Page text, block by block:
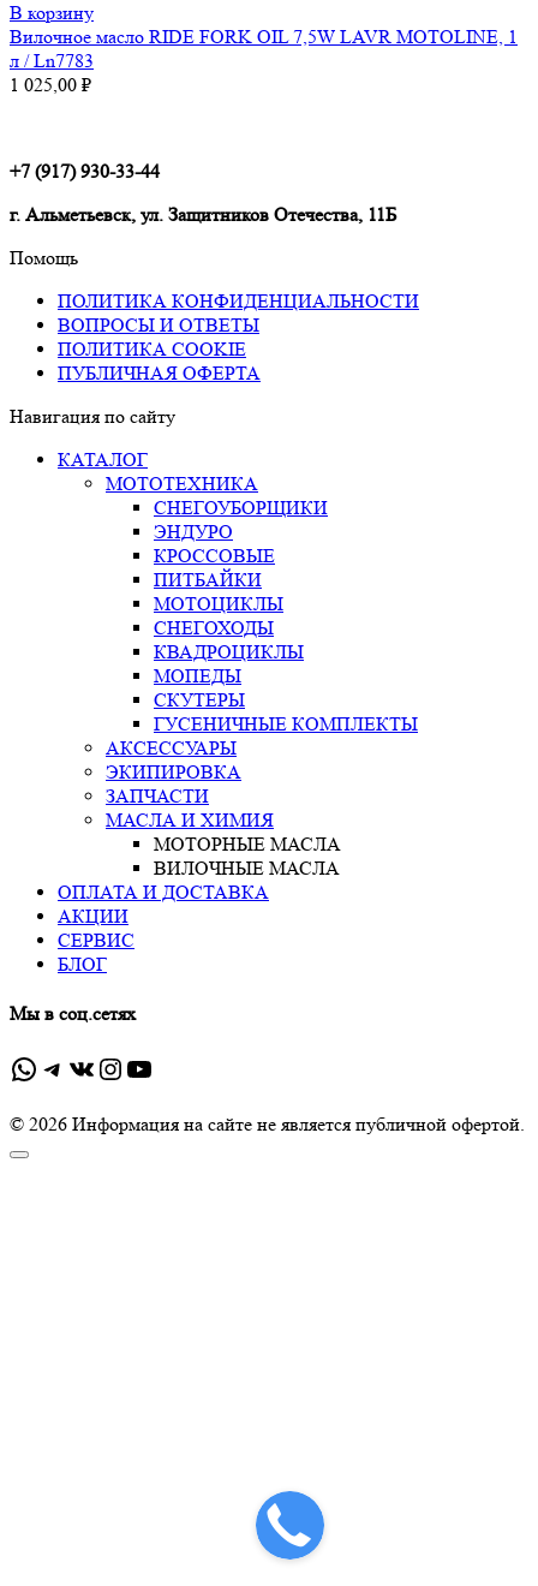
В корзину
Вилочное масло RIDE FORK OIL 7,5W LAVR MOTOLINE, 1
л / Ln7783
1 025,00 ₽
+7 (917) 930-33-44
г. Альметьевск, ул. Защитников Отечества, 11Б
Помощь
ПОЛИТИКА КОНФИДЕНЦИАЛЬНОСТИ
ВОПРОСЫ И ОТВЕТЫ
ПОЛИТИКА COOKIE
ПУБЛИЧНАЯ ОФЕРТА
Навигация по сайту
КАТАЛОГ
МОТОТЕХНИКА
СНЕГОУБОРЩИКИ
ЭНДУРО
КРОССОВЫЕ
ПИТБАЙКИ
МОТОЦИКЛЫ
СНЕГОХОДЫ
КВАДРОЦИКЛЫ
МОПЕДЫ
СКУТЕРЫ
ГУСЕНИЧНЫЕ КОМПЛЕКТЫ
АКСЕССУАРЫ
ЭКИПИРОВКА
ЗАПЧАСТИ
МАСЛА И ХИМИЯ
МОТОРНЫЕ МАСЛА
ВИЛОЧНЫЕ МАСЛА
ОПЛАТА И ДОСТАВКА
АКЦИИ
СЕРВИС
БЛОГ
Мы в соц.сетях
WhatsApp
Telegram
ВКонтакте
Instagram
YouTube
© 2026 Информация на сайте не является публичной офертой.